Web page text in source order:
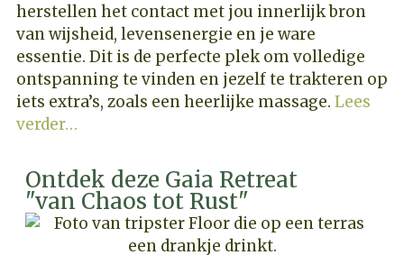
herstellen het contact met jou innerlijk bron
van wijsheid, levensenergie en je ware
essentie. Dit is de perfecte plek om volledige
ontspanning te vinden en jezelf te trakteren op
iets extra’s, zoals een heerlijke massage. Lees
verder…
Ontdek deze Gaia Retreat
"van Chaos tot Rust"